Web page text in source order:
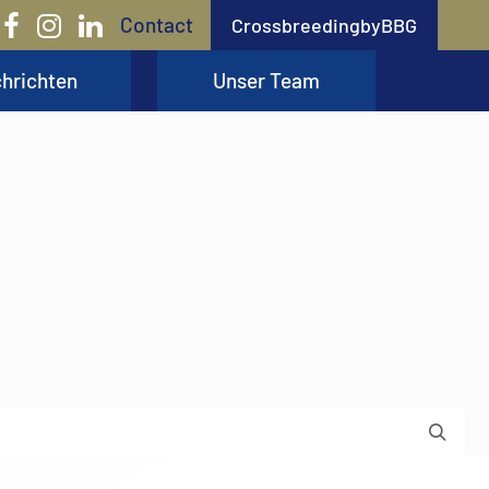
Contact CrossbreedingbyBBG
Unser Team